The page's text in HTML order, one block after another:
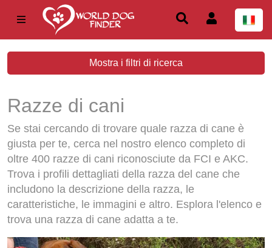
Mostra i filtri di ricerca
Razze di cani
Se stai cercando di trovare quale razza di cane è
giusta per te, cerca nel nostro elenco completo di
oltre 400 razze di cani riconosciute da FCI e AKC.
Trova i profili dettagliati della razza del cane che
includono la descrizione della razza, le
caratteristiche, le immagini e altro. Esplora l'elenco e
trova una razza di cane adatta a te.